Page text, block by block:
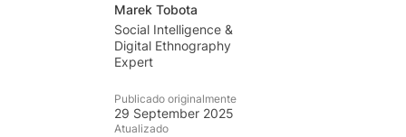
prático disponível
de escuta
Marek Tobota
Social Intelligence &
Digital Ethnography
Expert
Publicado originalmente
29 September 2025
Atualizado